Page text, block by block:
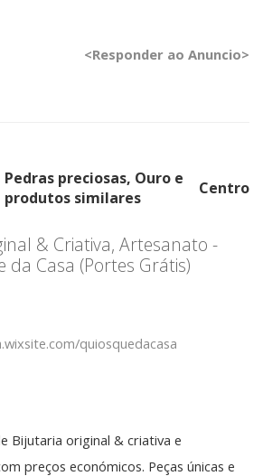
<Responder ao Anuncio>
Pedras preciosas, Ouro e
produtos similares
Centro
& Criativa, Artesanato -
da Casa (Portes Grátis)
quiosquedacasa
Bijutaria original & criativa e
preços económicos. Peças únicas e